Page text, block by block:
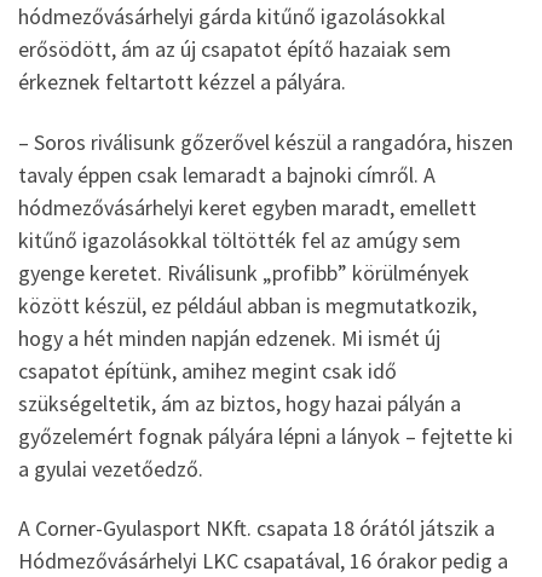
hódmezővásárhelyi gárda kitűnő igazolásokkal
erősödött, ám az új csapatot építő hazaiak sem
érkeznek feltartott kézzel a pályára.
– Soros riválisunk gőzerővel készül a rangadóra, hiszen
tavaly éppen csak lemaradt a bajnoki címről. A
hódmezővásárhelyi keret egyben maradt, emellett
kitűnő igazolásokkal töltötték fel az amúgy sem
gyenge keretet. Riválisunk „profibb” körülmények
között készül, ez például abban is megmutatkozik,
hogy a hét minden napján edzenek. Mi ismét új
csapatot építünk, amihez megint csak idő
szükségeltetik, ám az biztos, hogy hazai pályán a
győzelemért fognak pályára lépni a lányok – fejtette ki
a gyulai vezetőedző.
A Corner-Gyulasport NKft. csapata 18 órától játszik a
Hódmezővásárhelyi LKC csapatával, 16 órakor pedig a